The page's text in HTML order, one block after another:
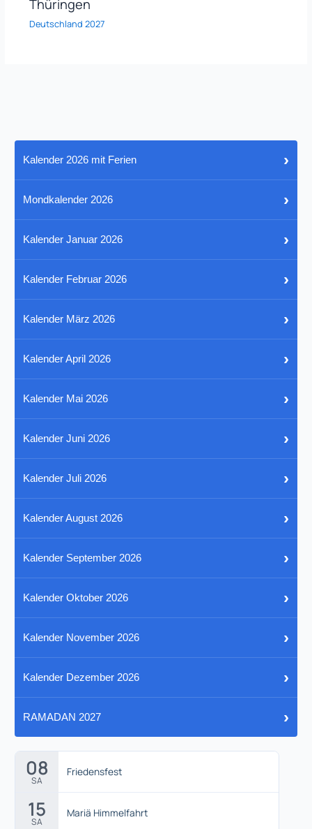
Thüringen
Deutschland 2027
Kalender 2026 mit Ferien ›
Mondkalender 2026 ›
Kalender Januar 2026 ›
Kalender Februar 2026 ›
Kalender März 2026 ›
Kalender April 2026 ›
Kalender Mai 2026 ›
Kalender Juni 2026 ›
Kalender Juli 2026 ›
Kalender August 2026 ›
Kalender September 2026 ›
Kalender Oktober 2026 ›
Kalender November 2026 ›
Kalender Dezember 2026 ›
RAMADAN 2027 ›
08
SA
Friedensfest
15
SA
Mariä Himmelfahrt